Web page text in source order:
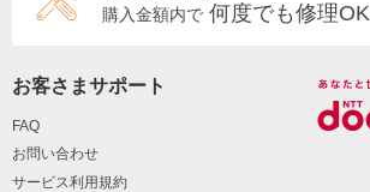
購入金額内で 何度でも修理OK
お客さまサポート
FAQ
お問い合わせ
サービス利用規約